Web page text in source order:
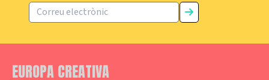
EUROPA CREATIVA